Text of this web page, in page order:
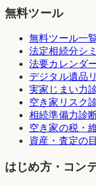
無料ツール
無料ツール一
法定相続分シ
法要カレンダ
デジタル遺品
実家じまい力
空き家リスク
相続準備力診
空き家の税・
資産・査定の
はじめ方・コン